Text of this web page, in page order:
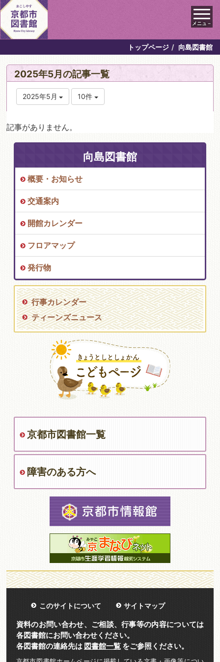
メニュ－
トップページ 向島図書館
2025年5月の記事一覧
2025年5月 10件
記事がありません。
向島図書館
概要・お知らせ
交通案内
開館カレンダー
フロアマップ
発行物
行事カレンダー
ティーンズニュース
京都市図書館一覧
障害のある方へ
このサイトについて サイトマップ
資料のお問い合わせ、ご相談、行事等の内容については
各図書館にお問い合わせください。
各図書館の連絡先は 図書館一覧をご参照ください。